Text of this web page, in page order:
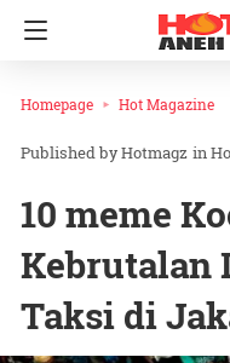
Homepage Hot Magazine
Hotmagz in
10 meme
Kebrutalan
Taksi di